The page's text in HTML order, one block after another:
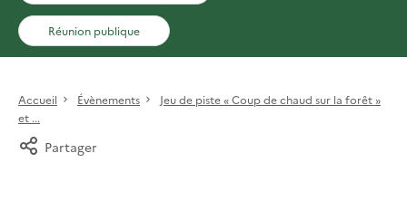
Réunion publique
Accueil Évènements
Jeu de piste « Coup de chaud sur la forêt »
et ...
Partager